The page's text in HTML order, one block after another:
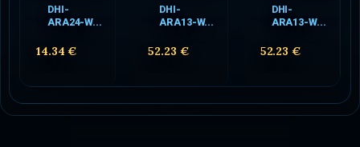
DHI-
ARA24-W...
14.34 €
DHI-
ARA13-W...
52.23 €
DHI-
ARA13-W...
52.23 €